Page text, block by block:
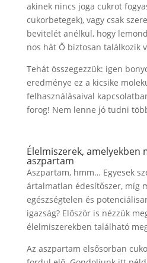
akinek nincs joga cukrot
cukorbetegek), vagy csak
bevitelét anélkül, hogy
nos hát Ő biztosan találkozik
Tehát összegezzük: igen
eredménye ez a kicsike
felhasználásaival
forog! Nem lenne jó tudni
Élelmiszerek, amelyekben
aszpartam
Aszpartam, hmm… Egyesek
ártalmatlan édesítőszer, míg
egészségtelen és
igazság? Először is nézzük
élelmiszerekben található
Az aszpartam elsősorban